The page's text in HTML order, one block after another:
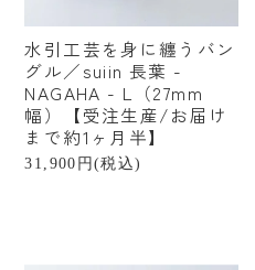
ご予算から探す
〜¥1,000
¥1,000〜¥2,999
水引工芸を身に纏うバン
グル／suiin 長葉 -
NAGAHA - L（27mm
幅）【受注生産/お届け
まで約1ヶ月半】
31,900円(税込)